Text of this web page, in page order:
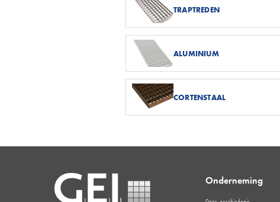
TRAPTREDEN
ALUMINIUM
CORTENSTAAL
Onderneming